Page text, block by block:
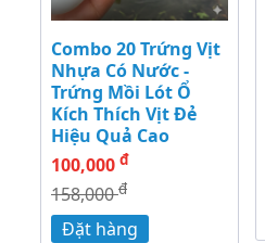
Combo 20 Trứng Vịt
Nhựa Có Nước -
Trứng Mồi Lót Ổ
Kích Thích Vịt Đẻ
Hiệu Quả Cao
100,000 đ
158,000đ
Đặt hàng